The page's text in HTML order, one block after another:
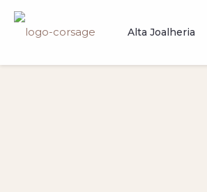
Alta Joalheria